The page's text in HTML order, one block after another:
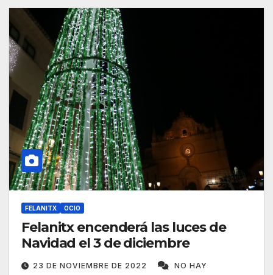
FELANITX OCIO
Felanitx encenderá las luces de
Navidad el 3 de diciembre
23 DE NOVIEMBRE DE 2022
NO HAY